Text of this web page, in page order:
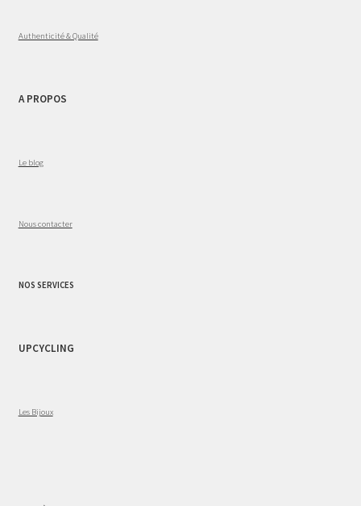
Authenticité & Qualité
A PROPOS
Le blog
Nous contacter
NOS SERVICES
UPCYCLING
Les Bijoux